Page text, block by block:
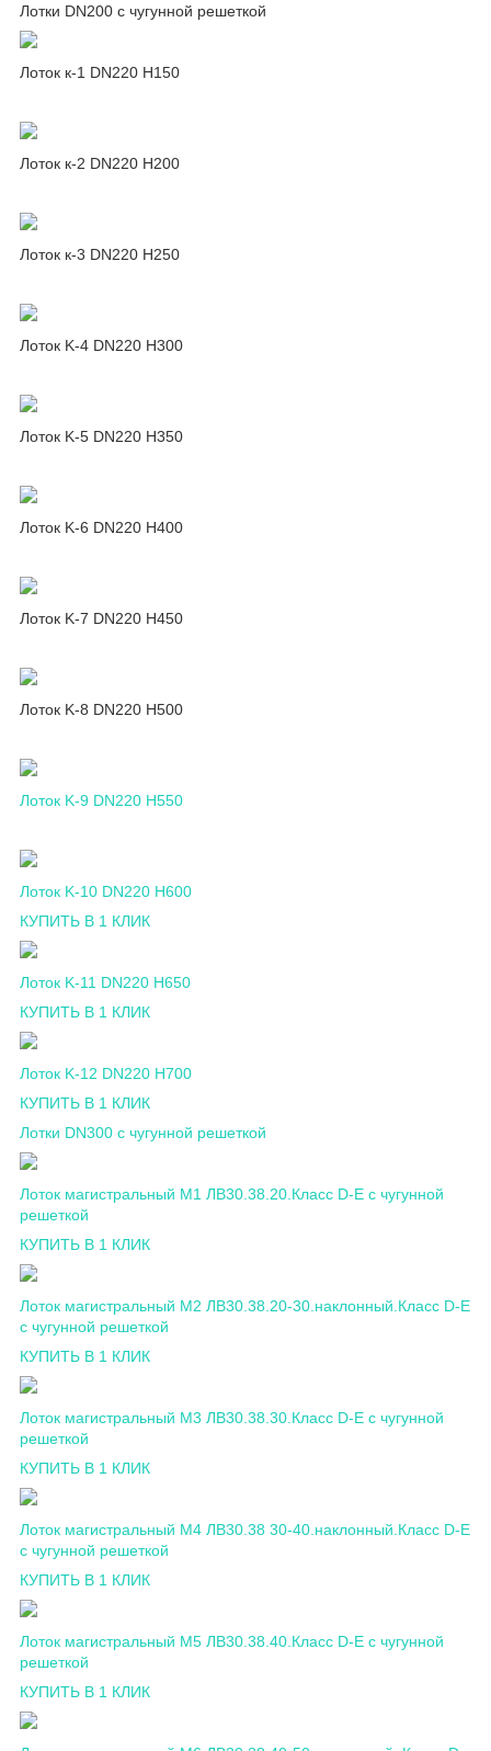
Лотки DN200 c чугунной решеткой
Лоток к-1 DN220 H150
Лоток к-2 DN220 H200
Лоток к-3 DN220 H250
Лоток K-4 DN220 H300
Лоток K-5 DN220 H350
Лоток K-6 DN220 H400
Лоток K-7 DN220 H450
Лоток K-8 DN220 H500
Лоток K-9 DN220 H550
Лоток K-10 DN220 H600
КУПИТЬ В 1 КЛИК
Лоток K-11 DN220 H650
КУПИТЬ В 1 КЛИК
Лоток K-12 DN220 H700
КУПИТЬ В 1 КЛИК
Лотки DN300 c чугунной решеткой
Лоток магистральный М1 ЛВ30.38.20.Класс D-E c чугунной
решеткой
КУПИТЬ В 1 КЛИК
Лоток магистральный М2 ЛВ30.38.20-30.наклонный.Класс D-E
c чугунной решеткой
КУПИТЬ В 1 КЛИК
Лоток магистральный М3 ЛВ30.38.30.Класс D-E c чугунной
решеткой
КУПИТЬ В 1 КЛИК
Лоток магистральный М4 ЛВ30.38 30-40.наклонный.Класс D-E
c чугунной решеткой
КУПИТЬ В 1 КЛИК
Лоток магистральный М5 ЛВ30.38.40.Класс D-E c чугунной
решеткой
КУПИТЬ В 1 КЛИК